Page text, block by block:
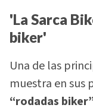
'La Sarca
biker'
Una de las
muestra en sus
“rodadas